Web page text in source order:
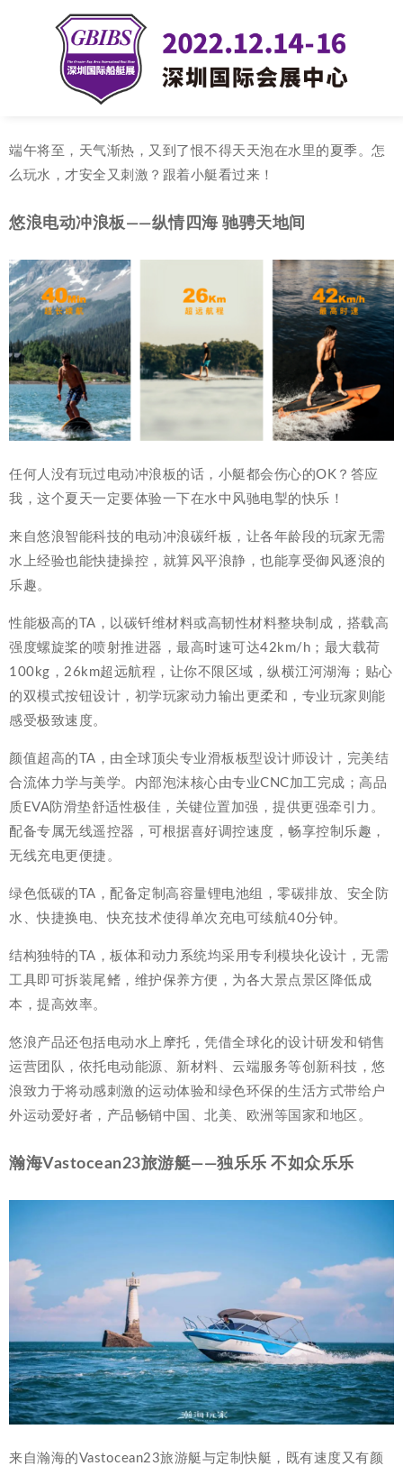
端午将至，天气渐热，又到了恨不得天天泡在水里的夏季。怎
么玩水，才安全又刺激？跟着小艇看过来！
悠浪电动冲浪板——纵情四海 驰骋天地间
任何人没有玩过电动冲浪板的话，小艇都会伤心的OK？答应
我，这个夏天一定要体验一下在水中风驰电掣的快乐！
来自悠浪智能科技的电动冲浪碳纤板，让各年龄段的玩家无需
水上经验也能快捷操控，就算风平浪静，也能享受御风逐浪的
乐趣。
性能极高的TA，以碳钎维材料或高韧性材料整块制成，搭载高
强度螺旋桨的喷射推进器，最高时速可达42km/h；最大载荷
100kg，26km超远航程，让你不限区域，纵横江河湖海；贴心
的双模式按钮设计，初学玩家动力输出更柔和，专业玩家则能
感受极致速度。
颜值超高的TA，由全球顶尖专业滑板板型设计师设计，完美结
合流体力学与美学。内部泡沫核心由专业CNC加工完成；高品
质EVA防滑垫舒适性极佳，关键位置加强，提供更强牵引力。
配备专属无线遥控器，可根据喜好调控速度，畅享控制乐趣，
无线充电更便捷。
绿色低碳的TA，配备定制高容量锂电池组，零碳排放、安全防
水、快捷换电、快充技术使得单次充电可续航40分钟。
结构独特的TA，板体和动力系统均采用专利模块化设计，无需
工具即可拆装尾鳍，维护保养方便，为各大景点景区降低成
本，提高效率。
悠浪产品还包括电动水上摩托，凭借全球化的设计研发和销售
运营团队，依托电动能源、新材料、云端服务等创新科技，悠
浪致力于将动感刺激的运动体验和绿色环保的生活方式带给户
外运动爱好者，产品畅销中国、北美、欧洲等国家和地区。
瀚海Vastocean23旅游艇——独乐乐 不如众乐乐
来自瀚海的Vastocean23旅游艇与定制快艇，既有速度又有颜